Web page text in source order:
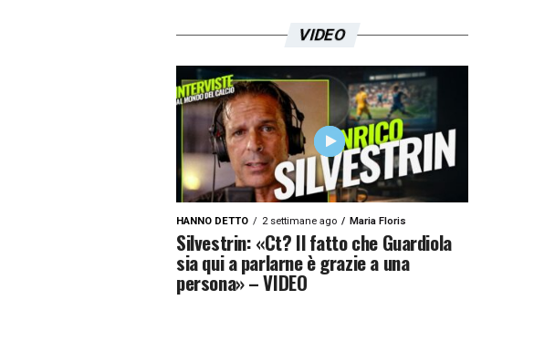
VIDEO
HANNO DETTO 2 settimane ago Maria Floris
Silvestrin: «Ct? Il fatto che Guardiola
sia qui a parlarne è grazie a una
persona» – VIDEO